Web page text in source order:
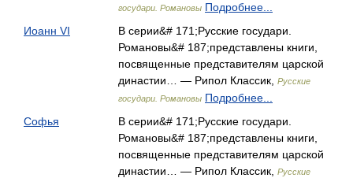
государи. Романовы Подробнее...
Иоанн VI
В серии&# 171;Русские государи.
Романовы&# 187;представлены книги,
посвященные представителям царской
династии… — Рипол Классик,
Русские
государи. Романовы Подробнее...
Софья
В серии&# 171;Русские государи.
Романовы&# 187;представлены книги,
посвященные представителям царской
династии… — Рипол Классик,
Русские